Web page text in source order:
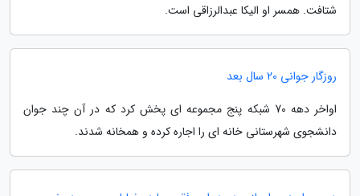
شتافت. همسر او الیکا عبدالرزاقی است.
روزگار جوانی 20 سال بعد
اواخر دهه 70 شبکه پنج مجموعه ای پخش کرد که در آن چند جوان
دانشجوی شهرستانی خانه ای را اجاره کرده و همخانه شدند.